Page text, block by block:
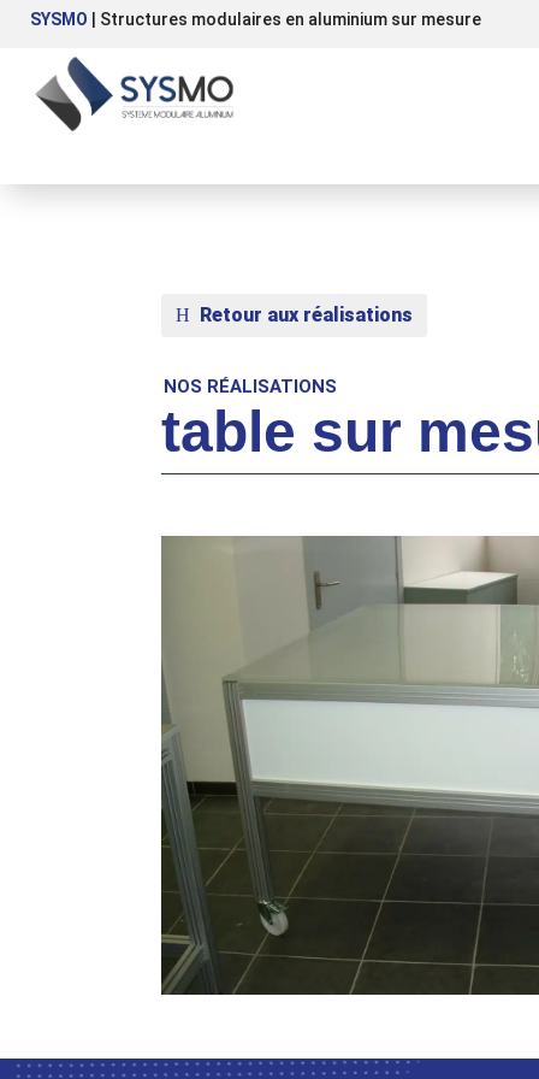
SYSMO | Structures modulaires en aluminium sur mesure
Retour aux réalisations
NOS RÉALISATIONS
table sur